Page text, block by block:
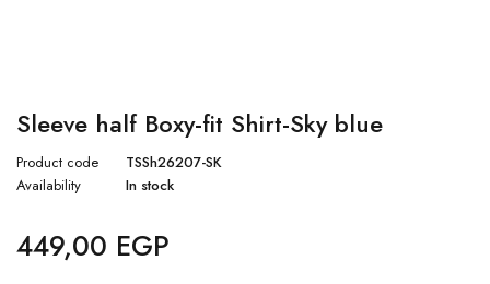
Sleeve half Boxy-fit Shirt-Sky blue
Product code
TSSh26207-SK
Availability
In stock
449,00 EGP